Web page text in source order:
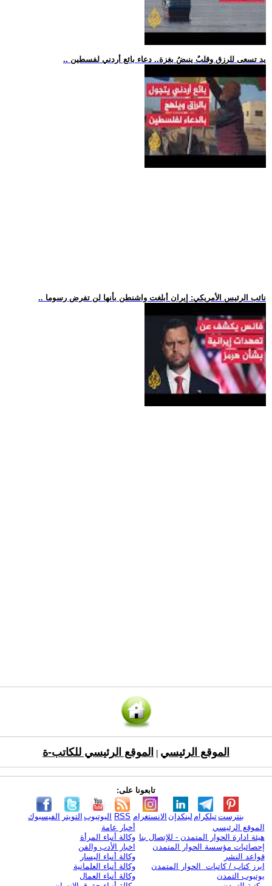
.. يد تسعى للرزق وقلبٌ ينبضُ بغزة.. دعاء بائع أردني لفسطين
.. نائب الرئيس الأمريكي: إيران أبلغت واشنطن بأنها لن تفرض رسوما
الموقع الرئيسي الموقع الرئيسي للكاتب-ة
تابعونا على:
الفيسبوك التويتر اليوتيوب RSS الانستغرام لينكدإن تيلكرامبنترست
الموقع الرئيسي
هيئة ادارة الحوار المتمدن - للإتصال بنا
إحصائيات مؤسسة الحوار المتمدن
قواعد النشر
ابرز كتاب / كاتبات الحوار المتمدن
يوتيوب التمدن
أخبار عامة
وكالة أنباء المرأة
اخبار الأدب والفن
وكالة أنباء اليسار
وكالة أنباء العلمانية
وكالة أنباء العمال